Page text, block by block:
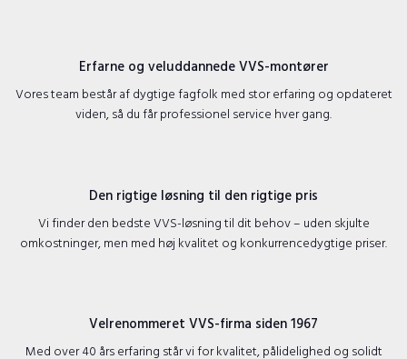
Erfarne og veluddannede VVS-montører
​Vores team består af dygtige fagfolk med stor erfaring og opdateret
viden, så du får professionel service hver gang.
Den rigtige løsning til den rigtige pris
​Vi finder den bedste VVS-løsning til dit behov – uden skjulte
omkostninger, men med høj kvalitet og konkurrencedygtige priser.
Velrenommeret VVS-firma siden 1967
​Med over 40 års erfaring står vi for kvalitet, pålidelighed og solidt